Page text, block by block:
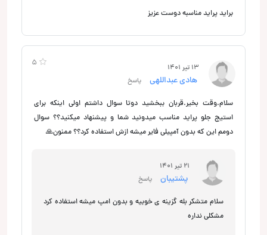
براید پراید مناسبه دوست عزیز
5 13 تیر 1401
هادی عبداللهی پاسخ
سلام.وقت بخیر.قربان ببخشید دوتا سوال داشتم اولی اینکه برای
استیج جلو پراید مناسب میدونید شما و پیشنهاد میکنید؟؟ سوال
دومم این که بدون آمپیلی فایر میشه ازش استفاده کرد؟؟ ممنون🙏
21 تیر 1401
پشتیبان پاسخ
سلام متشکر بله گزینه ی خوبیه و بدون امپ میشه استفاده کرد
مشکلی نداره